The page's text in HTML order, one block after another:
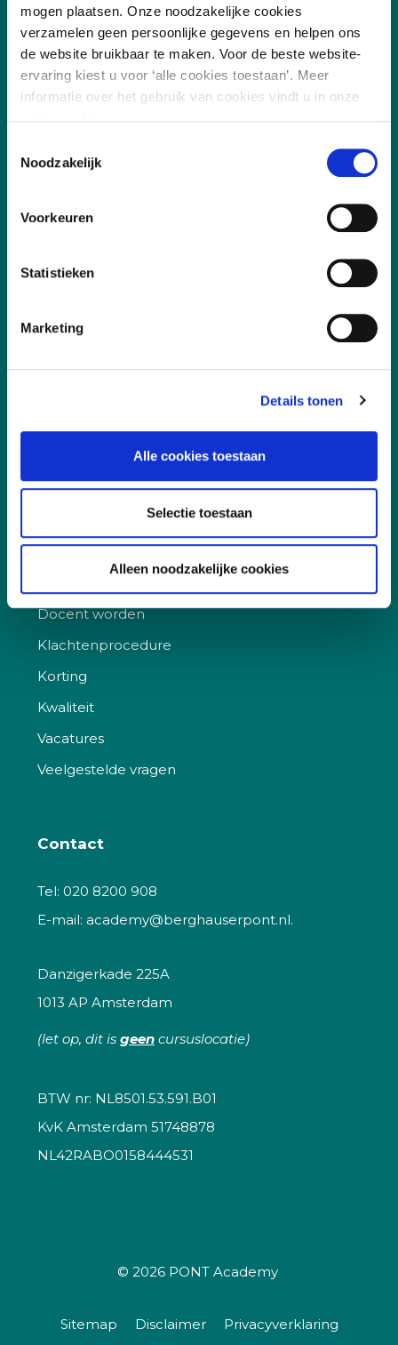
mogen plaatsen. Onze noodzakelijke cookies
verzamelen geen persoonlijke gegevens en helpen ons
de website bruikbaar te maken. Voor de beste website-
ervaring kiest u voor ‘alle cookies toestaan’. Meer
informatie over het gebruik van cookies vindt u in onze
Noodzakelijk
Voorkeuren
Statistieken
Marketing
Details tonen
Alle cookies toestaan
Selectie toestaan
Alleen noodzakelijke cookies
7.8 / 10 255 reviews
Vakgebieden
Leefomgeving
Duurzaamheid
Sociaal
Aanmelden, deelname en annuleren
Incompany
Docent worden
Klachtenprocedure
Korting
Kwaliteit
Vacatures
Veelgestelde vragen
Contact
Tel: 020 8200 908
E-mail: academy@berghauserpont.nl.
Danzigerkade 225A
1013 AP Amsterdam
(let op, dit is geen cursuslocatie)
BTW nr: NL8501.53.591.B01
KvK Amsterdam 51748878
NL42RABO0158444531
© 2026 PONT Academy
Sitemap Disclaimer Privacyverklaring